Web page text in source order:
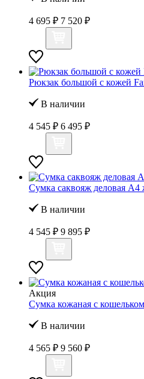
4 695 ₽ 7 520 ₽
Рюкзак большой с кожей
В наличии
4 545 ₽ 6 495 ₽
Сумка саквояж деловая А4
В наличии
4 545 ₽ 9 895 ₽
Акция
Сумка кожаная с
В наличии
4 565 ₽ 9 560 ₽